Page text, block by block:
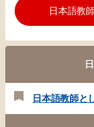
日本語教
日本語教師と